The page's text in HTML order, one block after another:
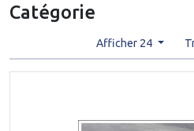
Catégorie
Afficher 24